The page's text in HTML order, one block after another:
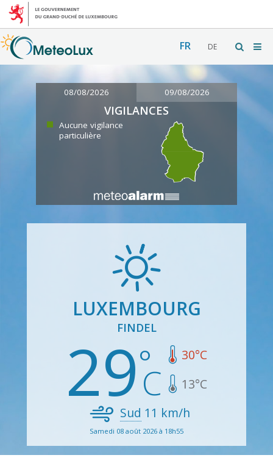
FR DE
08/08/2026 09/08/2026
VIGILANCES
Aucune vigilance
particulière
LUXEMBOURG
FINDEL
29 30°C
13°C
Sud 11 km/h
Samedi 08 août 2026 à 18h55